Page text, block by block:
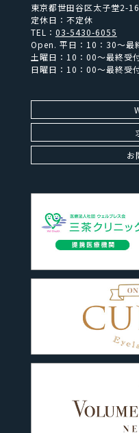
東京都世田谷区太子堂2-
定休日：不定休
TEL： 03-5430-6055
Open. 平日：10：30～最
土曜日：10：00～最終受
日曜日：10：00～最終受
お